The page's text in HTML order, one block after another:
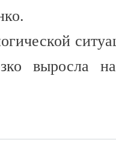
выросла